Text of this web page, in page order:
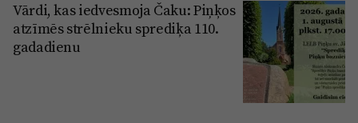
Vārdi, kas iedvesmoja Čaku: Piņķos
atzīmēs strēlnieku sprediķa 110.
gadadienu